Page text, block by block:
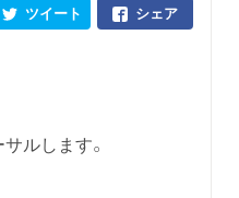
シェア
ツイート
ルします。